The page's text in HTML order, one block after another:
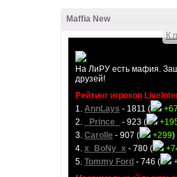
Maffia New
К
На ЛиРУ есть мафия.
друзей!
Рейтинг игроков
1. AnnLays - 1811 ( +67
2.
_Prince_ - 923 (
3. Carolle - 907 ( +299)
4. x_BoNy_x - 780 (
5. Tommy Ford - 746 (